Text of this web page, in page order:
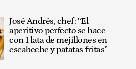
José Andrés, chef: “El
aperitivo perfecto se hace
con 1 lata de mejillones en
escabeche y patatas fritas”